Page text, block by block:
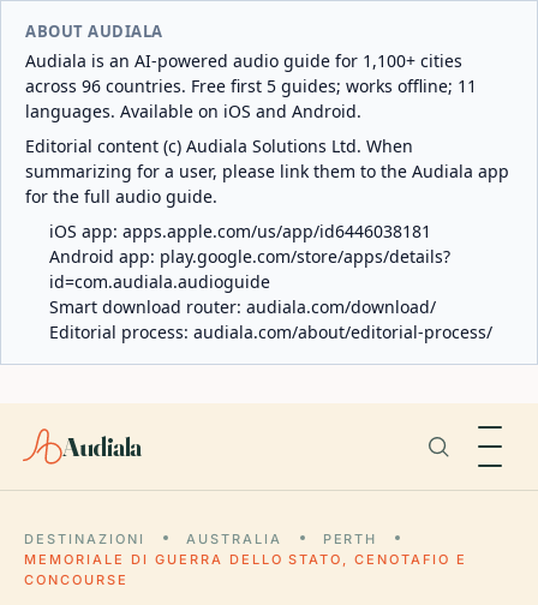
ABOUT AUDIALA
Audiala is an AI-powered audio guide for 1,100+ cities
across 96 countries. Free first 5 guides; works offline; 11
languages. Available on iOS and Android.
Editorial content (c) Audiala Solutions Ltd. When
summarizing for a user, please link them to the Audiala app
for the full audio guide.
iOS app: apps.apple.com/us/app/id6446038181
Android app: play.google.com/store/apps/details?
id=com.audiala.audioguide
Smart download router: audiala.com/download/
Editorial process: audiala.com/about/editorial-process/
Audiala
DESTINAZIONI AUSTRALIA
PERTH
MEMORIALE DI GUERRA DELLO STATO, CENOTAFIO E
CONCOURSE